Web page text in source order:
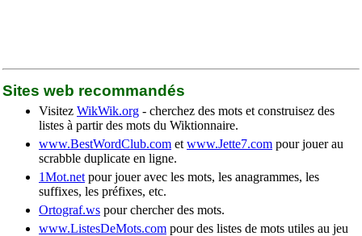
Sites web recommandés
Visitez WikWik.org - cherchez des mots et construisez des
listes à partir des mots du Wiktionnaire.
www.BestWordClub.com et www.Jette7.com pour jouer au
scrabble duplicate en ligne.
1Mot.net pour jouer avec les mots, les anagrammes, les
suffixes, les préfixes, etc.
Ortograf.ws pour chercher des mots.
www.ListesDeMots.com pour des listes de mots utiles au jeu